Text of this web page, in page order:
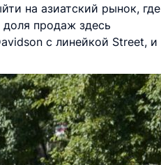
на азиатский рынок, где
продаж здесь
c линейкой Street, и